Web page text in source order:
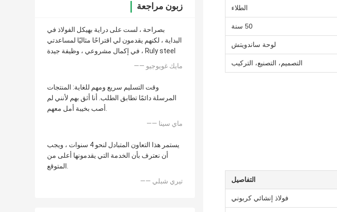
زبون مراجعة
بصراحة ، لست على دراية بهيكل الفولاذ في
البداية ، لكنهم يقدمون لي اقتراحًا مثاليًا لمساعدتي
في إكمال مشروعي ، وظيفة جيدة ، Ruly steel
—— مايك غويوجيو
وقت التسليم سريع ومهم للغاية: المنتجات
المرسلة دائمًا تطابق الطلب. أنا أثق بهم لأنني لم
أصب بخيبة أمل معهم.
—— ماي سينا
يستمر هذا التعاون المتبادل لنحو 4 سنوات ، ويجب
أن نعترف بأن الخدمة التي يقدمونها أعلى من
المتوقع.
—— تيري شبلي
الطلاء
50 سنة
لوحة ساندويتش
التصميم، التصنيع، التركيب
التفاصيل
فولاذ إنشائي كربوني